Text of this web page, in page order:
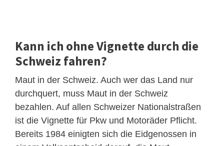
Kann ich ohne Vignette durch die
Schweiz fahren?
Maut in der Schweiz. Auch wer das Land nur
durchquert, muss Maut in der Schweiz
bezahlen. Auf allen Schweizer Nationalstraßen
ist die Vignette für Pkw und Motoräder Pflicht.
Bereits 1984 einigten sich die Eidgenossen in